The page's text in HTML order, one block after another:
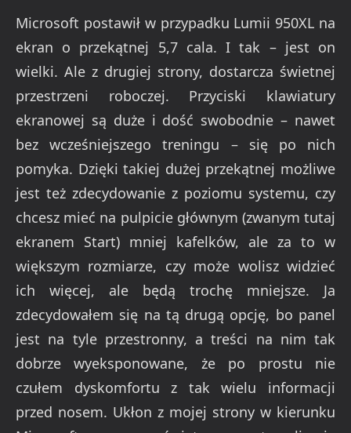
Microsoft postawił w przypadku Lumii 950XL na
ekran o przekątnej 5,7 cala. I tak – jest on
wielki. Ale z drugiej strony, dostarcza świetnej
przestrzeni roboczej. Przyciski klawiatury
ekranowej są duże i dość swobodnie – nawet
bez wcześniejszego treningu – się po nich
pomyka. Dzięki takiej dużej przekątnej możliwe
jest też zdecydowanie z poziomu systemu, czy
chcesz mieć na pulpicie głównym (zwanym tutaj
ekranem Start) mniej kafelków, ale za to w
większym rozmiarze, czy może wolisz widzieć
ich więcej, ale będą trochę mniejsze. Ja
zdecydowałem się na tą drugą opcję, bo panel
jest na tyle przestronny, a treści na nim tak
dobrze wyeksponowane, że po prostu nie
czułem dyskomfortu z tak wielu informacji
przed nosem. Ukłon z mojej strony w kierunku